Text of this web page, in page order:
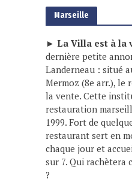
Marseille
► La Villa est à la
dernière petite
Landerneau : situé
Mermoz (8e arr.), le
la vente. Cette
restauration
1999. Fort de
restaurant sert en
chaque jour et
sur 7. Qui
?